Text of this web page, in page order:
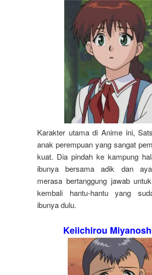
Karakter utama di Anime ini,
anak perempuan yang sangat
kuat. Dia pindah ke kampung
ibunya bersama adik dan
merasa bertanggung jawab
kembali hantu-hantu yang
ibunya dulu.
Keiichirou